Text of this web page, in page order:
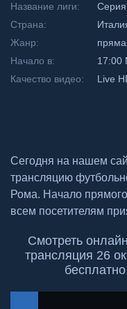
Название лиги:
Страна:
Жанр:
Начало в:
17:00
Качество видео:
Live
Сегодня на нашем
трансляцию
Рома. Начало
всем посетителям
Смотреть
трансляция 26